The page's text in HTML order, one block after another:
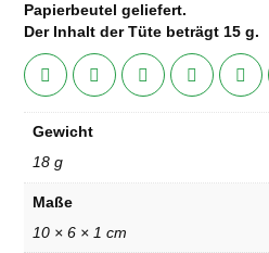
Papierbeutel geliefert.
Der Inhalt der Tüte beträgt 15 g.
Gewicht
18 g
Maße
10 × 6 × 1 cm